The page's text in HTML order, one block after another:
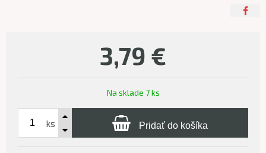
3,79 €
Na sklade 7 ks
ks Pridať do košíka